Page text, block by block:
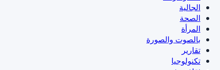
الجالية
الصحة
المرأة
بالصوت والصورة
تقارير
تكنولوجيا